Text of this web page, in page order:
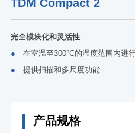
TDM Compact 2
完全模块化和灵活性
● 在室温至300°C的温度范围内进
● 提供扫描和多尺度功能
产品规格